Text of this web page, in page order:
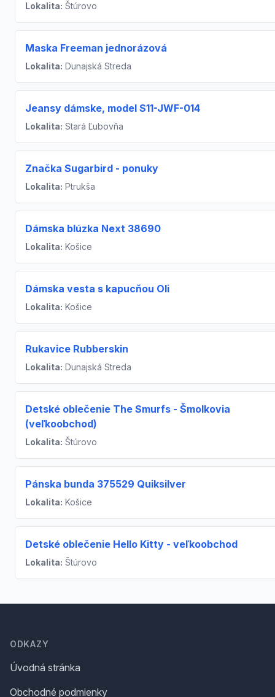
Lokalita: Štúrovo
Maska Freeman jednorázová
Lokalita: Dunajská Streda
Jeansy dámske, model S11-JWF-014
Lokalita: Stará Ľubovňa
Značka Sugarbird - ponuky
Lokalita: Ptrukša
Dámska blúzka Next 38690
Lokalita: Košice
Dámska vesta s kapucňou Oli
Lokalita: Košice
Rukavice Rubberskin
Lokalita: Dunajská Streda
Detské oblečenie The Smurfs - Šmolkovia
(veľkoobchod)
Lokalita: Štúrovo
Pánska bunda 375529 Quiksilver
Lokalita: Košice
Detské oblečenie Hello Kitty - veľkoobchod
Lokalita: Štúrovo
ODKAZY
Úvodná stránka
Obchodné podmienky